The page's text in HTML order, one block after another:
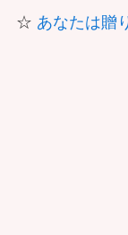
☆ あなたは贈